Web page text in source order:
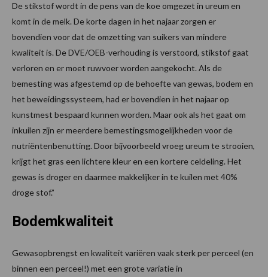
De stikstof wordt in de pens van de koe omgezet in ureum en
komt in de melk. De korte dagen in het najaar zorgen er
bovendien voor dat de omzetting van suikers van mindere
kwaliteit is. De DVE/OEB-verhouding is verstoord, stikstof gaat
verloren en er moet ruwvoer worden aangekocht. Als de
bemesting was afgestemd op de behoefte van gewas, bodem en
het beweidingssysteem, had er bovendien in het najaar op
kunstmest bespaard kunnen worden. Maar ook als het gaat om
inkuilen zijn er meerdere bemestingsmogelijkheden voor de
nutriëntenbenutting. Door bijvoorbeeld vroeg ureum te strooien,
krijgt het gras een lichtere kleur en een kortere celdeling. Het
gewas is droger en daarmee makkelijker in te kuilen met 40%
droge stof.”
Bodemkwaliteit
Gewasopbrengst en kwaliteit variëren vaak sterk per perceel (en
binnen een perceel!) met een grote variatie in